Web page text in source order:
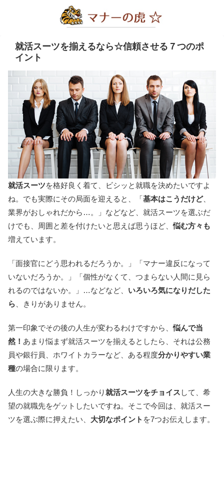
就活スーツを揃えるなら☆信頼させる７つのポ
イント
就活スーツを格好良く着て、ビシッと就職を決めたいですよ
ね。でも実際にその局面を迎えると、「基本はこうだけど、
業界がおしゃれだから…。」などなど、就活スーツを選ぶだ
けでも、周囲と差を付けたいと思えば思うほど、悩む方々も
増えています。
「面接官にどう思われるだろうか。」「マナー違反になって
いないだろうか。」「個性がなくて、つまらない人間に見ら
れるのではないか。」…などなど、 いろいろ気になりだした
ら 、きりがありません。
第一印象でその後の人生が変わるわけですから、悩んで当
然！ あまり悩まず就活スーツを揃えるとしたら、それは公務
員や銀行員、ホワイトカラーなど、ある程度分かりやすい業
種の場合に限ります。
人生の大きな勝負！しっかり就活スーツをチョイス して、希
望の就職先をゲットしたいですね。そこで今回は、就活スー
ツを選ぶ際に押えたい、 大切なポイント を7つお伝えします。